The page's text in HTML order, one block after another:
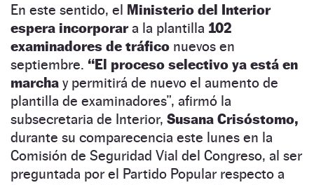
En este sentido, el Ministerio del Interior
espera incorporara la plantilla 102
examinadores de tráfico nuevos en
septiembre. “El proceso selectivo ya está en
marcha y permitirá de nuevo el aumento de
plantilla de examinadores”, afirmó la
subsecretaria de Interior, Susana Crisóstomo,
durante su comparecencia este lunes en la
Comisión de Seguridad Vial del Congreso, al ser
preguntada por el Partido Popular respecto a